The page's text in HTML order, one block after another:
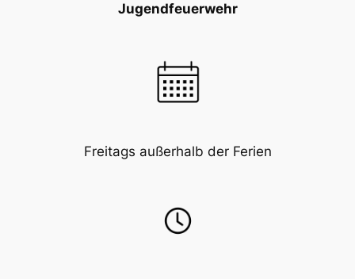
Jugendfeuerwehr
Freitags außerhalb der Ferien